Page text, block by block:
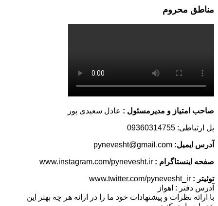
مناطق محروم
صاحب امتیاز و مدیرمسئول : عادل سعیدی پور
پل ارتباطی: 09360314755
آدرس ایمیل:
صفحه اینستاگرام :
توئیتر :
آدرس دفتر : اهواز
با ارائه نظرات و پیشنهادات خود ما را در ارائه هر چه بهتر این